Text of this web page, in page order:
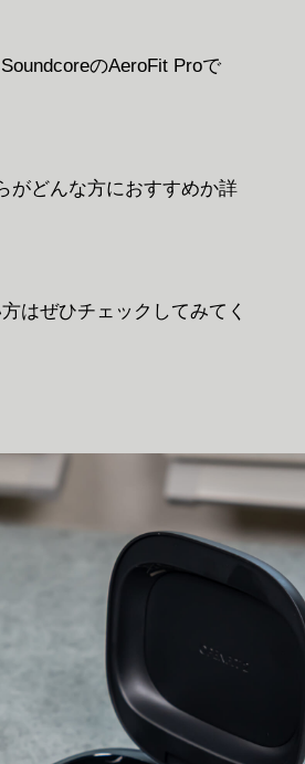
のAeroFit Proで
がどんな方におすすめか詳
はぜひチェックしてみてく